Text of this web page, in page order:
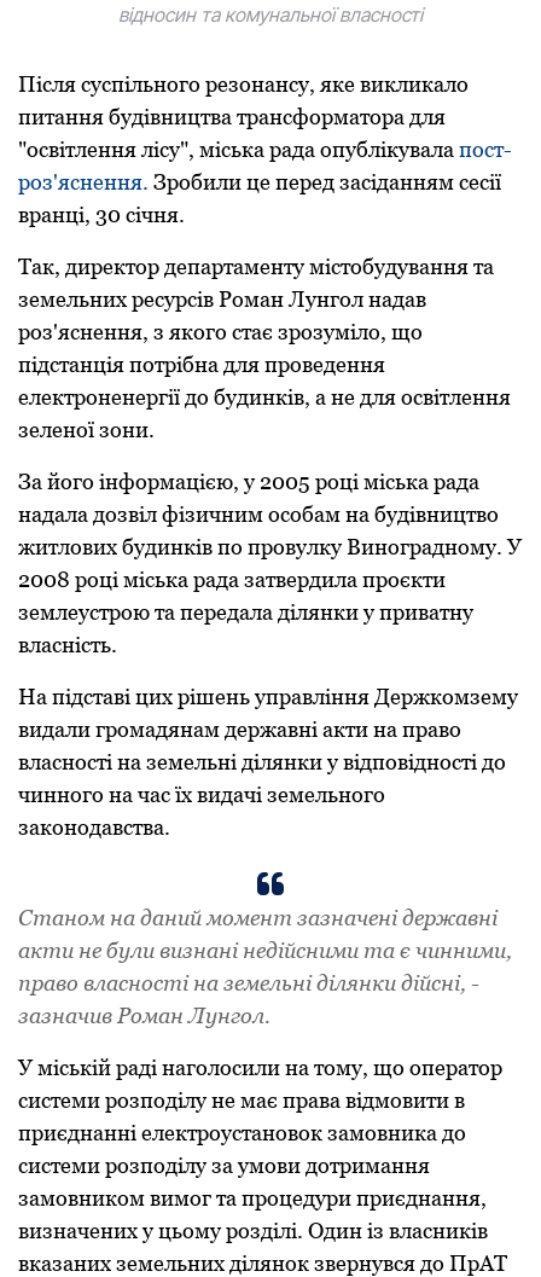
відносин та комунальної власності
Після суспільного резонансу, яке викликало
питання будівництва трансформатора для
"освітлення лісу", міська рада опублікувала пост-
роз'яснення. Зробили це перед засіданням сесії
вранці, 30 січня.
Так, директор департаменту містобудування та
земельних ресурсів Роман Лунгол надав
роз'яснення, з якого стає зрозуміло, що
підстанція потрібна для проведення
електроненергії до будинків, а не для освітлення
зеленої зони.
За його інформацією, у 2005 році міська рада
надала дозвіл фізичним особам на будівництво
житлових будинків по провулку Виноградному. У
2008 році міська рада затвердила проєкти
землеустрою та передала ділянки у приватну
власність.
На підставі цих рішень управління Держкомзему
видали громадянам державні акти на право
власності на земельні ділянки у відповідності до
чинного на час їх видачі земельного
законодавства.
Станом на даний момент зазначені державні
акти не були визнані недійсними та є чинними,
право власності на земельні ділянки дійсні, -
зазначив Роман Лунгол.
У міській раді наголосили на тому, що оператор
системи розподілу не має права відмовити в
приєднанні електроустановок замовника до
системи розподілу за умови дотримання
замовником вимог та процедури приєднання,
визначених у цьому розділі. Один із власників
вказаних земельних ділянок звернувся до ПрАТ